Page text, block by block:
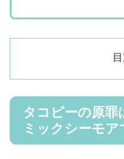
タコピーの原罪
ミックシーモア